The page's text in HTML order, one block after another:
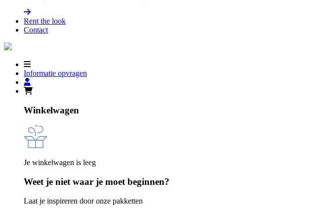
Rent the look
Contact
Informatie opvragen
Winkelwagen
Je winkelwagen is leeg
Weet je niet waar je moet beginnen?
Laat je inspireren door onze pakketten